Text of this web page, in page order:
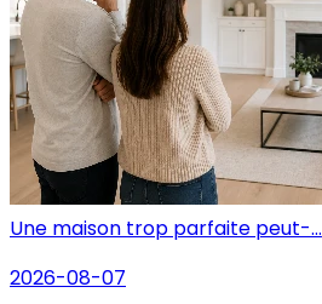
Une maison trop parfaite peut-...
2026-08-07